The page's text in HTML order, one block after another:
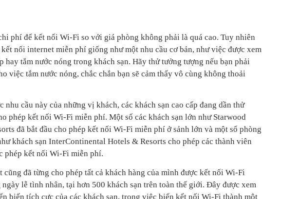
phí để kết nối Wi-Fi so với giá phòng không phải là quá cao. Tuy nhiên
nối internet miễn phí giống như một nhu cầu cơ bản, như việc được xem
hay tắm nước nóng trong khách sạn. Hãy thử tưởng tượng nếu bạn phải
việc tắm nước nóng, chắc chắn bạn sẽ cảm thấy vô cùng không thoải
nhu cầu này của những vị khách, các khách sạn cao cấp đang dần thử
phép kết nối Wi-Fi miễn phí. Một số các khách sạn lớn như Starwood
đã bắt đầu cho phép kết nối Wi-Fi miễn phí ở sảnh lớn và một số phòng
khách sạn InterContinental Hotels & Resorts cho phép các thành viên
phép kết nối Wi-Fi miễn phí.
cũng đã từng cho phép tất cả khách hàng của mình được kết nối Wi-Fi
lễ tình nhân, tại hơn 500 khách sạn trên toàn thế giới. Đây được xem
biến tích cực của các khách sạn, trong việc biến kết nối Wi-Fi thành một